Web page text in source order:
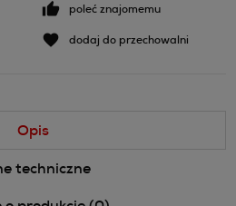
poleć znajomemu
dodaj do przechowalni
Opis
techniczne